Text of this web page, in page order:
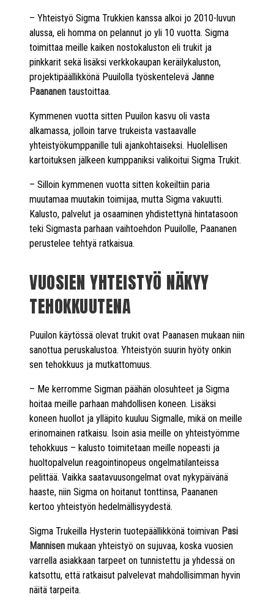
– Yhteistyö Sigma Trukkien kanssa alkoi jo 2010-luvun
alussa, eli homma on pelannut jo yli 10 vuotta. Sigma
toimittaa meille kaiken nostokaluston eli trukit ja
pinkkarit sekä lisäksi verkkokaupan keräilykaluston,
projektipäällikkönä Puuilolla työskentelevä Janne
Paananen taustoittaa.
Kymmenen vuotta sitten Puuilon kasvu oli vasta
alkamassa, jolloin tarve trukeista vastaavalle
yhteistyökumppanille tuli ajankohtaiseksi. Huolellisen
kartoituksen jälkeen kumppaniksi valikoitui Sigma Trukit.
– Silloin kymmenen vuotta sitten kokeiltiin paria
muutamaa muutakin toimijaa, mutta Sigma vakuutti.
Kalusto, palvelut ja osaaminen yhdistettynä hintatasoon
teki Sigmasta parhaan vaihtoehdon Puuilolle, Paananen
perustelee tehtyä ratkaisua.
VUOSIEN YHTEISTYÖ NÄKYY
TEHOKKUUTENA
Puuilon käytössä olevat trukit ovat Paanasen mukaan niin
sanottua peruskalustoa. Yhteistyön suurin hyöty onkin
sen tehokkuus ja mutkattomuus.
– Me kerromme Sigman päähän olosuhteet ja Sigma
hoitaa meille parhaan mahdollisen koneen. Lisäksi
koneen huollot ja ylläpito kuuluu Sigmalle, mikä on meille
erinomainen ratkaisu. Isoin asia meille on yhteistyömme
tehokkuus – kalusto toimitetaan meille nopeasti ja
huoltopalvelun reagointinopeus ongelmatilanteissa
pelittää. Vaikka saatavuusongelmat ovat nykypäivänä
haaste, niin Sigma on hoitanut tonttinsa, Paananen
kertoo yhteistyön hedelmällisyydestä.
Sigma Trukeilla Hysterin tuotepäällikkönä toimivan Pasi
Mannisen mukaan yhteistyö on sujuvaa, koska vuosien
varrella asiakkaan tarpeet on tunnistettu ja yhdessä on
katsottu, että ratkaisut palvelevat mahdollisimman hyvin
näitä tarpeita.